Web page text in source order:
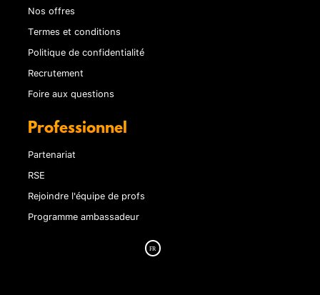
Nos offres
Termes et conditions
Politique de confidentialité
Recrutement
Foire aux questions
Professionnel
Partenariat
RSE
Rejoindre l'équipe de profs
Programme ambassadeur